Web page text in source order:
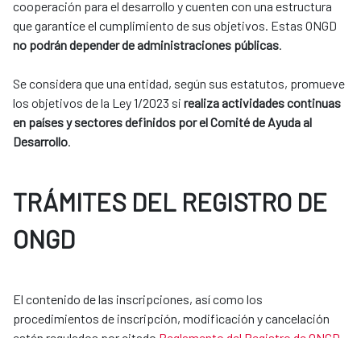
cooperación para el desarrollo y cuenten con una estructura
que garantice el cumplimiento de sus objetivos. Estas ONGD
no podrán depender de administraciones públicas.
Se considera que una entidad, según sus estatutos, promueve
los objetivos de la Ley 1/2023 si realiza actividades continuas
en países y sectores definidos por el Comité de Ayuda al
Desarrollo.
TRÁMITES DEL REGISTRO DE
ONGD
El contenido de las inscripciones, así como los
procedimientos de inscripción, modificación y cancelación